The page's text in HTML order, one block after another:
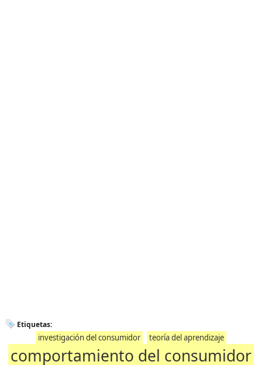
Etiquetas:
investigación del consumidor teoría del aprendizaje
comportamiento del consumidor